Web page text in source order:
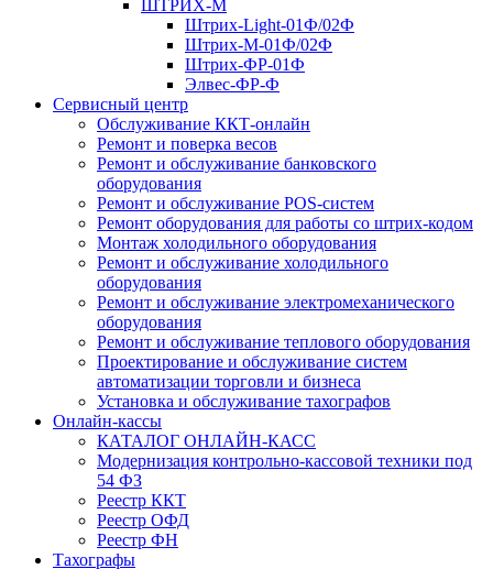
ШТРИХ-М
Штрих-Light-01Ф/02Ф
Штрих-М-01Ф/02Ф
Штрих-ФР-01Ф
Элвес-ФР-Ф
Сервисный центр
Обслуживание ККТ-онлайн
Ремонт и поверка весов
Ремонт и обслуживание банковского
оборудования
Ремонт и обслуживание POS-систем
Ремонт оборудования для работы со штрих-кодом
Монтаж холодильного оборудования
Ремонт и обслуживание холодильного
оборудования
Ремонт и обслуживание электромеханического
оборудования
Ремонт и обслуживание теплового оборудования
Проектирование и обслуживание систем
автоматизации торговли и бизнеса
Установка и обслуживание тахографов
Онлайн-кассы
КАТАЛОГ ОНЛАЙН-КАСС
Модернизация контрольно-кассовой техники под
54 ФЗ
Реестр ККТ
Реестр ОФД
Реестр ФН
Тахографы